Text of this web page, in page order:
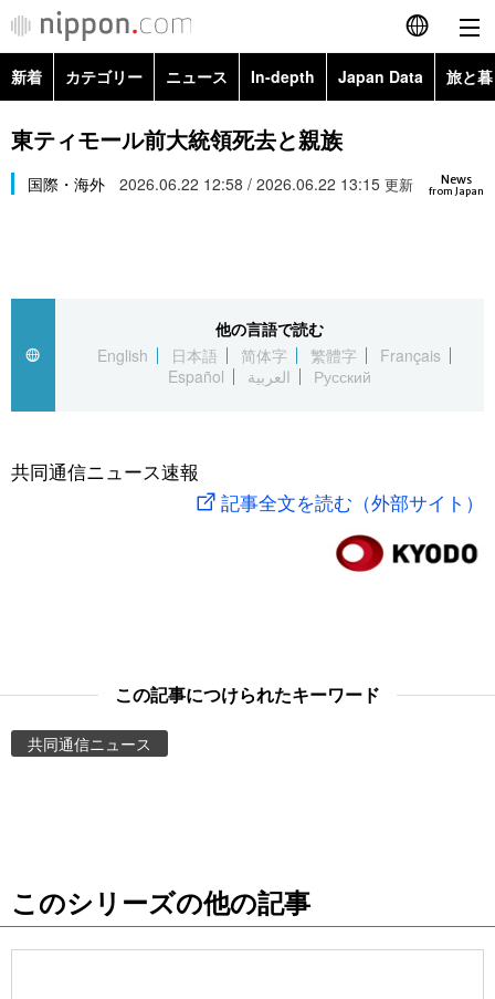
English
繁體字
العربية
社会
旅と暮らし
東京
新着 カテゴリー ニュース In-depth Japan Data 旅と
政治・外交
経済・ビジネス
社会
文化
科学・技術
暮らし
Images
お知らせ
東ティモール前大統領死去と親族
News
from Japan
国際・海外 2026.06.22 12:58 / 2026.06.22 13:15 更新
他の言語で読む
English
日本語 简体字 繁體字
Français
Español
العربية Русский
共同通信ニュース速報
記事全文を読む（外部サイト）
この記事につけられたキーワード
共同通信ニュース
このシリーズの他の記事